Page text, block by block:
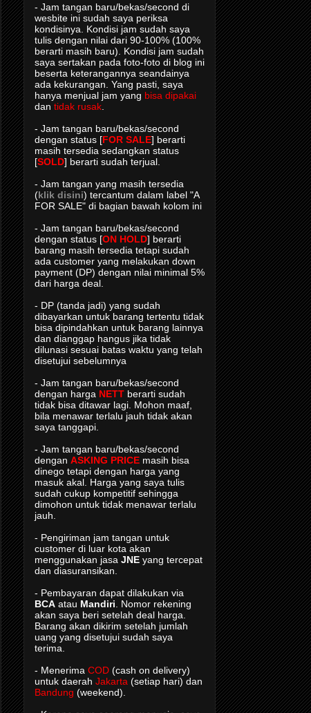
- Jam tangan baru/bekas/second di
wesbite ini sudah saya periksa
kondisinya. Kondisi jam sudah saya
tulis dengan nilai dari 90-100% (100%
berarti masih baru). Kondisi jam sudah
saya sertakan pada foto-foto di blog ini
beserta keterangannya seandainya
ada kekurangan. Yang pasti, saya
hanya menjual jam yang bisa dipakai
dan tidak rusak
- Jam tangan baru/bekas/second
dengan status [FOR SALE] berarti
masih tersedia sedangkan status
[SOLD] berarti sudah terjual.
- Jam tangan yang masih tersedia
(klik disini) tercantum dalam label "A
FOR SALE" di bagian bawah kolom ini
- Jam tangan baru/bekas/second
dengan status [ON HOLD] berarti
barang masih tersedia tetapi sudah
ada customer yang melakukan down
payment (DP) dengan nilai minimal 5%
dari harga deal.
- DP (tanda jadi) yang sudah
dibayarkan untuk barang tertentu tidak
bisa dipindahkan untuk barang lainnya
dan dianggap hangus jika tidak
dilunasi sesuai batas waktu yang telah
disetujui sebelumnya
- Jam tangan baru/bekas/second
dengan harga NETT berarti sudah
tidak bisa ditawar lagi. Mohon maaf,
bila menawar terlalu jauh tidak akan
saya tanggapi.
- Jam tangan baru/bekas/second
dengan ASKING PRICE masih bisa
dinego tetapi dengan harga yang
masuk akal. Harga yang saya tulis
sudah cukup kompetitif sehingga
dimohon untuk tidak menawar terlalu
jauh.
- Pengiriman jam tangan untuk
customer di luar kota akan
menggunakan jasa JNE yang tercepat
dan diasuransikan.
- Pembayaran dapat dilakukan via
BCA atau Mandiri . Nomor rekening
akan saya beri setelah deal harga.
Barang akan dikirim setelah jumlah
uang yang disetujui sudah saya
terima.
- Menerima COD (cash on delivery)
untuk daerah Jakarta (setiap hari) dan
Bandung (weekend).